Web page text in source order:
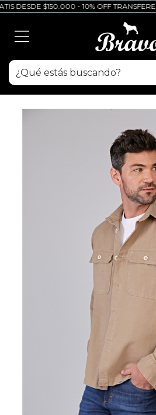
DESDE $150.000 - 10% OFF